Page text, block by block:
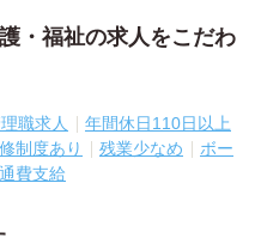
・福祉の求人をこだわ
職求人
年間休日110日以上
制度あり 残業少なめ
ボー
費支給